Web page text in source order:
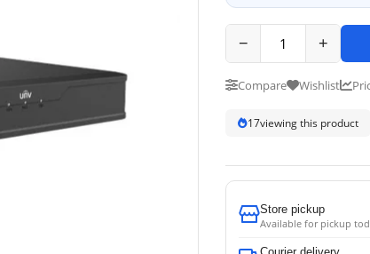
− +
Compare Wishlist
17viewing this product
Store pickup
Available for pickup